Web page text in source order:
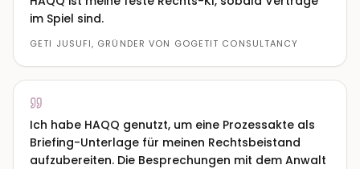
im Spiel sind.
GETI JUSUFI, GRÜNDER VON GOGETIT CONSULTANCY
Ich habe HAQQ genutzt, um eine Prozessakte als
Briefing-Unterlage für meinen Rechtsbeistand
aufzubereiten. Die Besprechungen mit dem Anwalt